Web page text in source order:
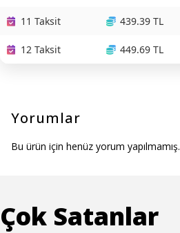
11 Taksit 439.39 TL
12 Taksit 449.69 TL
Yorumlar
Bu ürün için henüz yorum yapılmamış.
Çok Satanlar